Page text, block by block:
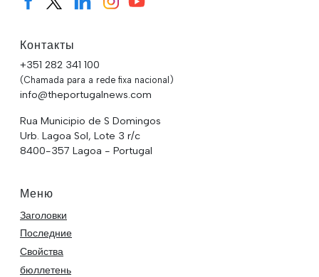
Контакты
+351 282 341 100
(Chamada para a rede fixa nacional)
info@theportugalnews.com
Rua Municipio de S Domingos
Urb. Lagoa Sol, Lote 3 r/c
8400-357 Lagoa - Portugal
Меню
Заголовки
Последние
Свойства
бюллетень